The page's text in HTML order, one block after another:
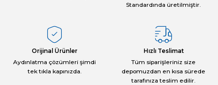
Standardında üretilmiştir.
Orijinal Ürünler
Aydınlatma çözümleri şimdi
tek tıkla kapınızda.
Hızlı Teslimat
Tüm siparişleriniz size
depomuzdan en kısa sürede
tarafınıza teslim edilir.